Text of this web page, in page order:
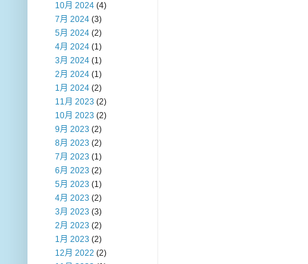
10月 2024 (4)
7月 2024 (3)
5月 2024 (2)
4月 2024 (1)
3月 2024 (1)
2月 2024 (1)
1月 2024 (2)
11月 2023 (2)
10月 2023 (2)
9月 2023 (2)
8月 2023 (2)
7月 2023 (1)
6月 2023 (2)
5月 2023 (1)
4月 2023 (2)
3月 2023 (3)
2月 2023 (2)
1月 2023 (2)
12月 2022 (2)